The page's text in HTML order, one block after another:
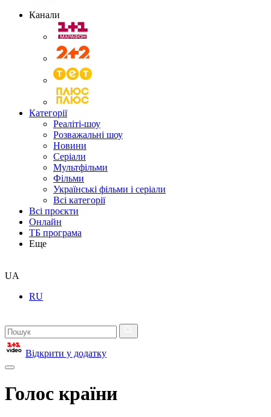
Канали
Категорії
Реаліті-шоу
Розважальні шоу
Новини
Серіали
Мультфільми
Фільми
Українські фільми і серіали
Всі категорії
Всі проєкти
Онлайн
ТБ програма
Еще
UA
RU
Відкрити у додатку
Голос країни